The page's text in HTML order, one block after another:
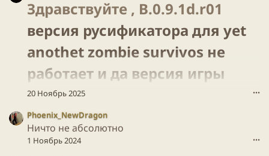
н
п
с
л
п
o
r
s
o
m
e
н
а
а
Здравствуйте , B.0.9.1d.r01
версия русификатора для yet
anothet zombie survivos не
работает и да версия игры
совпадает​
20 Ноябрь 2025 •••
Phoenix_NewDragon
Ничто не абсолютно
1 Ноябрь 2024 •••